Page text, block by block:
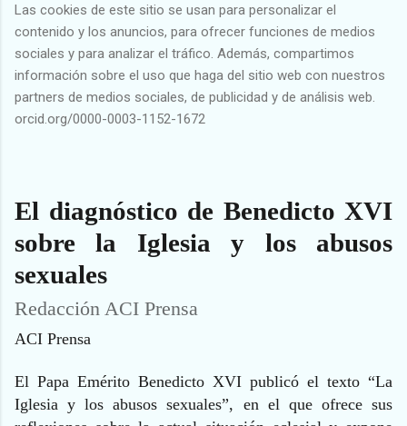
Las cookies de este sitio se usan para personalizar el
contenido y los anuncios, para ofrecer funciones de medios
sociales y para analizar el tráfico. Además, compartimos
información sobre el uso que haga del sitio web con nuestros
partners de medios sociales, de publicidad y de análisis web.
orcid.org/0000-0003-1152-1672
El diagnóstico de Benedicto XVI
sobre la Iglesia y los abusos
sexuales
Redacción ACI Prensa
ACI Prensa
El Papa Emérito Benedicto XVI publicó el texto “La
Iglesia y los abusos sexuales”, en el que ofrece sus